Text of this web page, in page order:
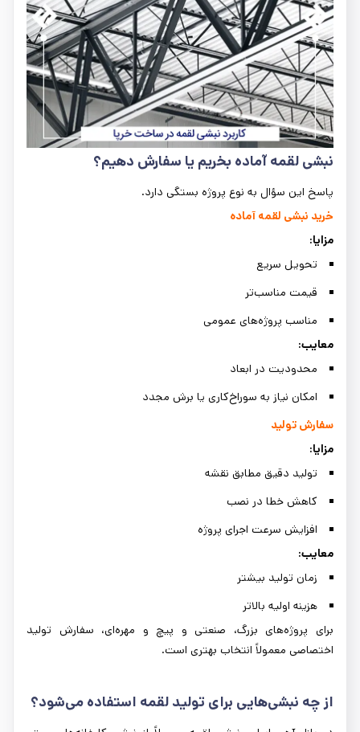
نبشی لقمه آماده بخریم یا سفارش دهیم؟
پاسخ این سؤال به نوع پروژه بستگی دارد.
خرید نبشی لقمه آماده
مزایا:
تحویل سریع
قیمت مناسب‌تر
مناسب پروژه‌های عمومی
معایب:
محدودیت در ابعاد
امکان نیاز به سوراخ‌کاری یا برش مجدد
سفارش تولید
مزایا:
تولید دقیق مطابق نقشه
کاهش خطا در نصب
افزایش سرعت اجرای پروژه
معایب:
زمان تولید بیشتر
هزینه اولیه بالاتر
برای پروژه‌های بزرگ، صنعتی و پیچ و مهره‌ای، سفارش تولید
اختصاصی معمولاً انتخاب بهتری است.
از چه نبشی‌هایی برای تولید لقمه استفاده می‌شود؟